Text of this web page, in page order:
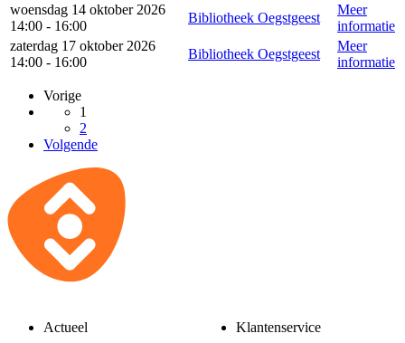
woensdag 14 oktober 2026
14:00 - 16:00
Bibliotheek Oegstgeest
Meer
informatie
zaterdag 17 oktober 2026
14:00 - 16:00
Bibliotheek Oegstgeest
Meer
informatie
Vorige
1
2
Volgende
Actueel Klantenservice